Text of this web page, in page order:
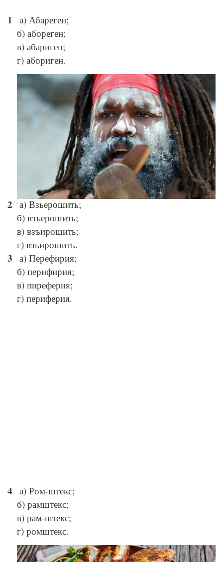
а) Абареген;
б) абореген;
в) абариген;
г) абориген.
© Depositphotos
а) Взьерошить;
б) взъерошить;
в) взъирошить;
г) взьирошить.
а) Перефирия;
б) перифирия;
в) пиреферия;
г) периферия.
а) Ром-штекс;
б) рамштекс;
в) рам-штекс;
г) ромштекс.